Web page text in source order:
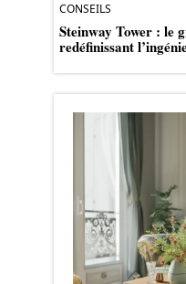
CONSEILS
Steinway Tower : le
redéfinissant